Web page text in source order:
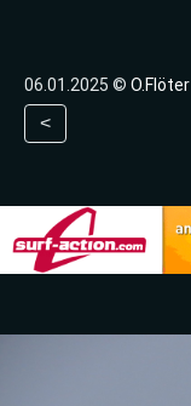
06.01.2025 © O.Flöter
<